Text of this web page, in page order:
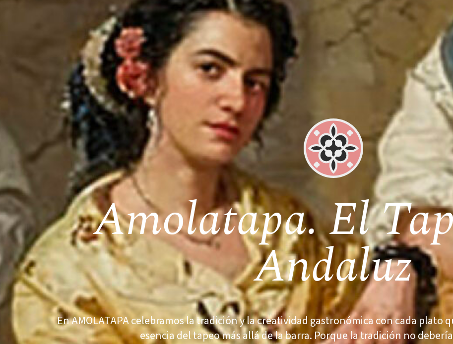
Amolatapa. El
Andaluz
En AMOLATAPA celebramos la tradición y la creatividad gastronómica con cada plato
esencia del tapeo más allá de la barra. Porque la tradición no